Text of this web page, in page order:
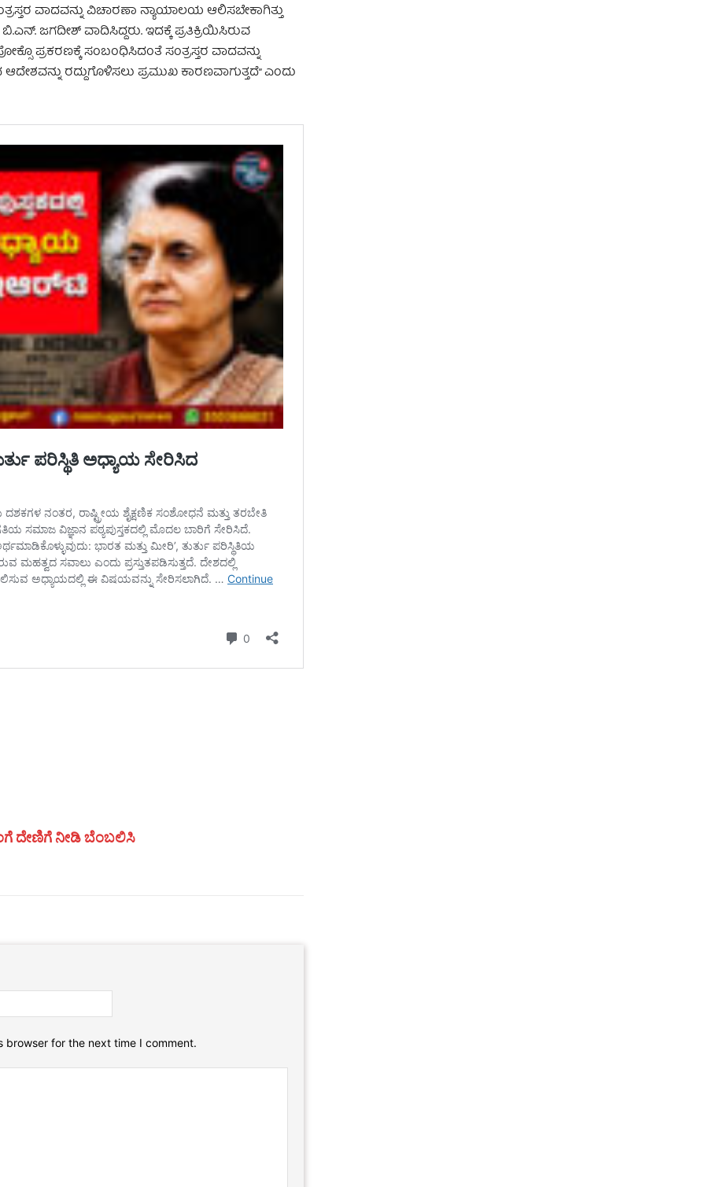
ವಾದವನ್ನು ವಿಚಾರಣಾ ನ್ಯಾಯಾಲಯ ಆಲಿಸಬೇಕಾಗಿತ್ತು
ಜಗದೀಶ್ ವಾದಿಸಿದ್ದರು. ಇದಕ್ಕೆ ಪ್ರತಿಕ್ರಿಯಿಸಿರುವ
ಪ್ರಕರಣಕ್ಕೆ ಸಂಬಂಧಿಸಿದಂತೆ ಸಂತ್ರಸ್ತರ ವಾದವನ್ನು
ರದ್ದುಗೊಳಿಸಲು ಪ್ರಮುಖ ಕಾರಣವಾಗುತ್ತದೆ” ಎಂದು
ದೇಣಿಗೆ ನೀಡಿ ಬೆಂಬಲಿಸಿ
browser for the next time I comment.